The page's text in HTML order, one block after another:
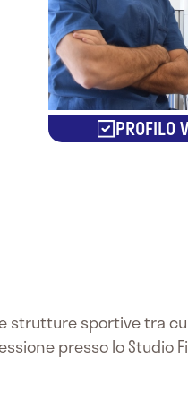
PROFILO
strutture sportive tra
presso lo Studio